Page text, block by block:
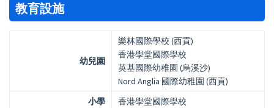
教育設施
幼兒園
樂林國際學校 (西貢)
香港學堂國際學校
英基國際幼稚園 (烏溪沙)
Nord Anglia 國際幼稚園 (西貢)
小學
香港學堂國際學校